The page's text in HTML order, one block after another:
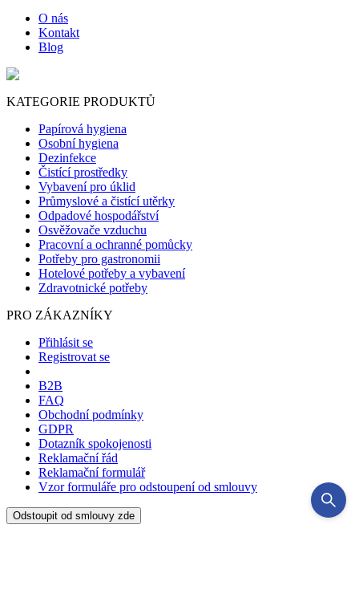
O nás
Kontakt
Blog
KATEGORIE PRODUKTŮ
Papírová hygiena
Osobní hygiena
Dezinfekce
Čistící prostředky
Vybavení pro úklid
Průmyslové a čistící utěrky
Odpadové hospodářství
Osvěžovače vzduchu
Pracovní a ochranné pomůcky
Potřeby pro gastronomii
Hotelové potřeby a vybavení
Zdravotnické potřeby
PRO ZÁKAZNÍKY
Přihlásit se
Registrovat se
B2B
FAQ
Obchodní podmínky
GDPR
Dotazník spokojenosti
Reklamační řád
Reklamační formulář
Vzor formuláře pro odstoupení od smlouvy
Odstoupit od smlouvy zde